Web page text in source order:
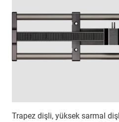
Trapez dişli, yüksek sarmal